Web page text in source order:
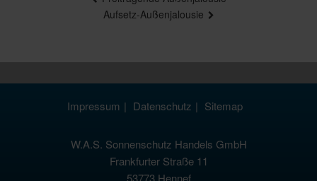
Aufsetz-Außenjalousie
Impressum Datenschutz Sitemap
W.A.S. Sonnenschutz Handels GmbH
Frankfurter Straße 11
53773 Hennef